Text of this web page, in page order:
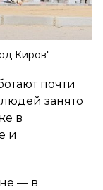
Киров"
почти
занято
в
и
— в